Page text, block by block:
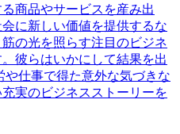
商品やサービスを産み出
に新しい価値を提供するな
の光を照らす注目のビジネ
彼らはいかにして結果を出
や仕事で得た意外な気づきな
実のビジネスストーリーを